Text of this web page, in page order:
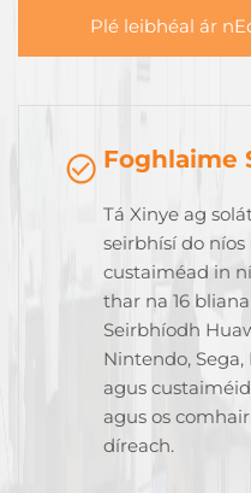
Plé leibhéal ár
Foghlaime
Tá Xinye ag
seirbhísí do
custaiméad in
thar na 16
Seirbhíodh
Nintendo, Sega,
agus
agus os
díreach.